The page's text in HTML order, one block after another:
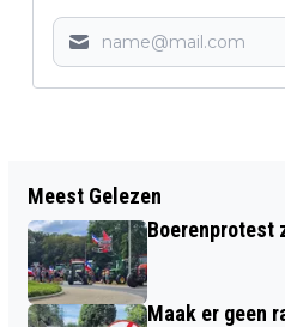
ZATERDAG 25
COMPOST OPHALEN
Meest Gelezen
Boerenprotest
Maak er geen